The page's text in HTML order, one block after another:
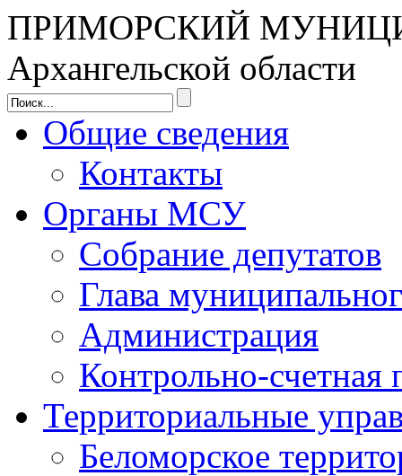
ПРИМОРСКИЙ
Архангельской области
Общие сведения
Контакты
Органы МСУ
Собрание депутатов
Глава
Администрация
Контрольно-счетная
Территориальные
Беломорское